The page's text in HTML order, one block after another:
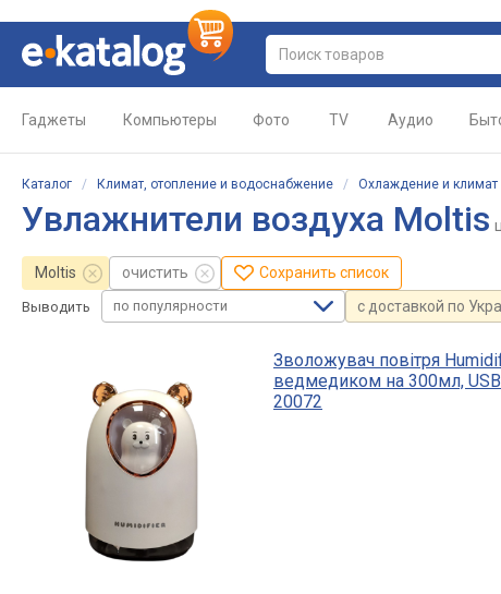
Гаджеты Компьютеры Фото TV Аудио
Каталог / Климат, отопление и водоснабжение / Охлаждение и климат
Увлажнители воздуха Moltis
Moltis очистить Сохранить список
Выводить по популярности с доставкой по
Зволожувач повітря
ведмедиком на 300мл,
20072